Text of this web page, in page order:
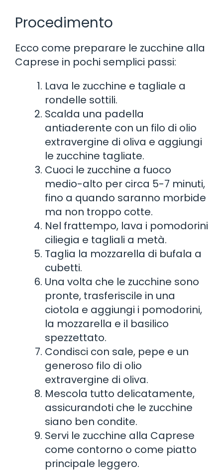
Procedimento
Ecco come preparare le zucchine alla
Caprese in pochi semplici passi:
Lava le zucchine e tagliale a
rondelle sottili.
Scalda una padella
antiaderente con un filo di olio
extravergine di oliva e aggiungi
le zucchine tagliate.
Cuoci le zucchine a fuoco
medio-alto per circa 5-7 minuti,
fino a quando saranno morbide
ma non troppo cotte.
Nel frattempo, lava i pomodorini
ciliegia e tagliali a metà.
Taglia la mozzarella di bufala a
cubetti.
Una volta che le zucchine sono
pronte, trasferiscile in una
ciotola e aggiungi i pomodorini,
la mozzarella e il basilico
spezzettato.
Condisci con sale, pepe e un
generoso filo di olio
extravergine di oliva.
Mescola tutto delicatamente,
assicurandoti che le zucchine
siano ben condite.
Servi le zucchine alla Caprese
come contorno o come piatto
principale leggero.